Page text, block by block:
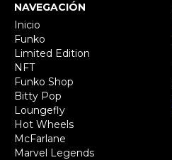
NAVEGACIÓN
Inicio
Funko
Limited Edition
NFT
Funko Shop
Bitty Pop
Loungefly
Hot Wheels
McFarlane
Marvel Legends